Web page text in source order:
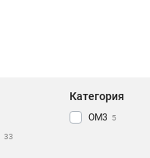
33
Категория
OM3 5